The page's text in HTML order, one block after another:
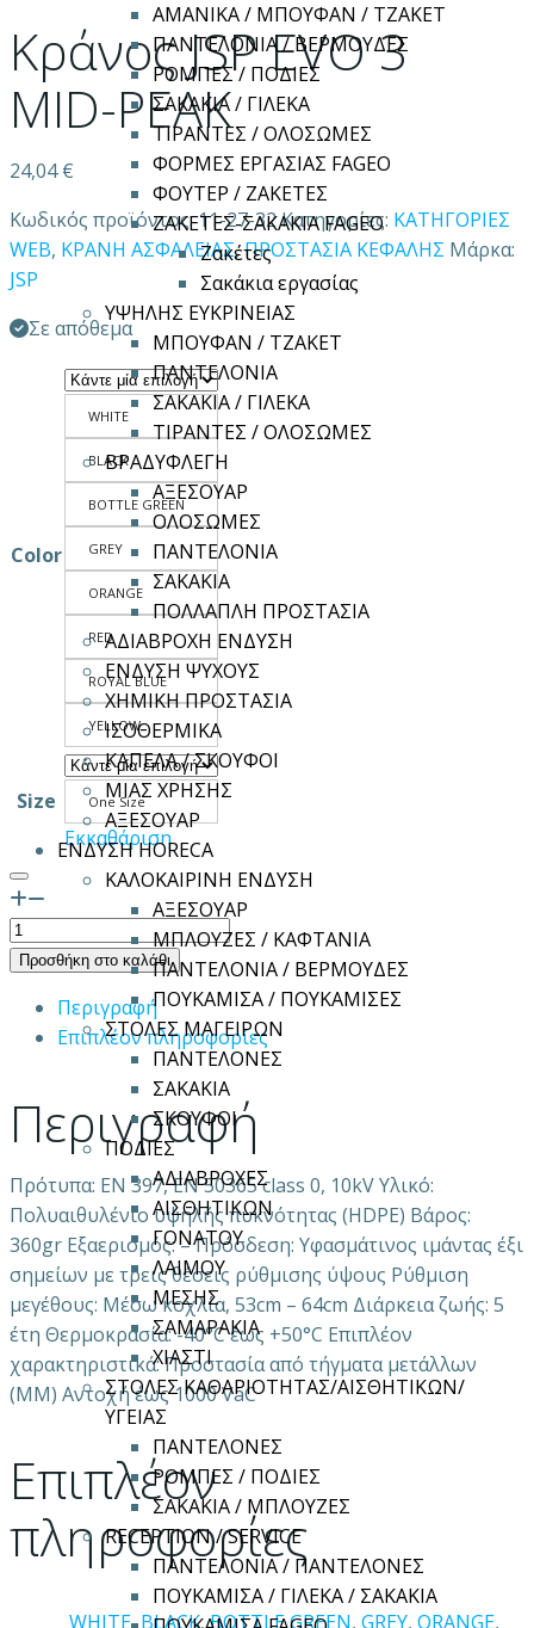
ΑΜΑΝΙΚΑ / ΜΠΟΥΦΑΝ / ΤΖΑΚΕΤ
ΠΑΝΤΕΛΟΝΙΑ / ΒΕΡΜΟΥΔΕΣ
ΡΟΜΠΕΣ / ΠΟΔΙΕΣ
ΣΑΚΑΚΙΑ / ΓΙΛΕΚΑ
ΤΙΡΑΝΤΕΣ / ΟΛΟΣΩΜΕΣ
ΦΟΡΜΕΣ ΕΡΓΑΣΙΑΣ FAGEO
ΦΟΥΤΕΡ / ΖΑΚΕΤΕΣ
ΖΑΚΕΤΕΣ-ΣΑΚΑΚΙΑ FAGEO
Ζακέτες
Σακάκια εργασίας
ΥΨΗΛΗΣ ΕΥΚΡΙΝΕΙΑΣ
ΜΠΟΥΦΑΝ / ΤΖΑΚΕΤ
ΠΑΝΤΕΛΟΝΙΑ
ΣΑΚΑΚΙΑ / ΓΙΛΕΚΑ
ΤΙΡΑΝΤΕΣ / ΟΛΟΣΩΜΕΣ
ΒΡΑΔΥΦΛΕΓΗ
ΑΞΕΣΟΥΑΡ
ΟΛΟΣΩΜΕΣ
ΠΑΝΤΕΛΟΝΙΑ
ΣΑΚΑΚΙΑ
ΠΟΛΛΑΠΛΗ ΠΡΟΣΤΑΣΙΑ
ΑΔΙΑΒΡΟΧΗ ΕΝΔΥΣΗ
ΕΝΔΥΣΗ ΨΥΧΟΥΣ
ΧΗΜΙΚΗ ΠΡΟΣΤΑΣΙΑ
ΙΣΟΘΕΡΜΙΚΑ
ΚΑΠΕΛΑ / ΣΚΟΥΦΟΙ
ΜΙΑΣ ΧΡΗΣΗΣ
ΑΞΕΣΟΥΑΡ
ΕΝΔΥΣΗ HORECA
ΚΑΛΟΚΑΙΡΙΝΗ ΕΝΔΥΣΗ
ΑΞΕΣΟΥΑΡ
ΜΠΛΟΥΖΕΣ / ΚΑΦΤΑΝΙΑ
ΠΑΝΤΕΛΟΝΙΑ / ΒΕΡΜΟΥΔΕΣ
ΠΟΥΚΑΜΙΣΑ / ΠΟΥΚΑΜΙΣΕΣ
ΣΤΟΛΕΣ ΜΑΓΕΙΡΩΝ
ΠΑΝΤΕΛΟΝΕΣ
ΣΑΚΑΚΙΑ
ΣΚΟΥΦΟΙ
ΠΟΔΙΕΣ
ΑΔΙΑΒΡΟΧΕΣ
ΑΙΣΘΗΤΙΚΩΝ
ΓΟΝΑΤΟΥ
ΛΑΙΜΟΥ
ΜΕΣΗΣ
ΣΑΜΑΡΑΚΙΑ
ΧΙΑΣΤΙ
ΣΤΟΛΕΣ ΚΑΘΑΡΙΟΤΗΤΑΣ/ΑΙΣΘΗΤΙΚΩΝ/
ΥΓΕΙΑΣ
ΠΑΝΤΕΛΟΝΕΣ
ΡΟΜΠΕΣ / ΠΟΔΙΕΣ
ΣΑΚΑΚΙΑ / ΜΠΛΟΥΖΕΣ
RECEPTION / SERVICE
ΠΑΝΤΕΛΟΝΙΑ / ΠΑΝΤΕΛΟΝΕΣ
ΠΟΥΚΑΜΙΣΑ / ΓΙΛΕΚΑ / ΣΑΚΑΚΙΑ
Κράνος JSP EVO 3
MID-PEAK
24,04€
Κωδικός προϊόντος:11-27-32Κατηγορίες: ΚΑΤΗΓΟΡΙΕΣ
WEB, ΚΡΑΝΗ ΑΣΦΑΛΕΙΑΣ,ΠΡΟΣΤΑΣΙΑ ΚΕΦΑΛΗΣ Μάρκα:
JSP
Σε απόθεμα
Color
WHITE
BLACK
BOTTLE GREEN
GREY
ORANGE
RED
ROYAL BLUE
YELLOW
Size One Size
Εκκαθάριση
Κράνος
JSP
MID-
ποσότητα
Προσθήκη στο καλάθι
Περιγραφή
Επιπλέον πληροφορίες
Περιγραφή
Πρότυπα: ΕΝ 397, ΕΝ 50365 class 0, 10kV Υλικό:
Πολυαιθυλένιο υψηλής πυκνότητας (HDPE) Βάρος:
360gr Εξαερισμός: – Πρόσδεση: Υφασμάτινος ιμάντας έξι
σημείων με τρεις θέσεις ρύθμισης ύψους Ρύθμιση
μεγέθους: Μέσω κοχλία, 53cm – 64cm Διάρκεια ζωής: 5
έτη Θερμοκρασία: -40°C έως +50°C Επιπλέον
χαρακτηριστικά: Προστασία από τήγματα μετάλλων
(ΜΜ) Αντοχή έως 1000 VaC
Επιπλέον
πληροφορίες
WHITE,BLACK,BOTTLE GREEN, GREY, ORANGE,